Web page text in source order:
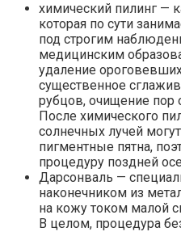
химический пилинг —
которая по сути
под строгим
медицинским
удаление
существенное
рубцов, очищение пор
После химического
солнечных лучей
пигментные пятна,
процедуру поздней
Дарсонваль —
наконечником из
на кожу током малой
В целом, процедура